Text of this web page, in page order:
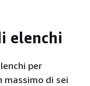
elenchi
per
massimo di sei